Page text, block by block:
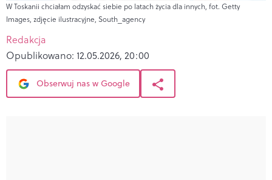
W Toskanii chciałam odzyskać siebie po latach życia dla innych, fot. Getty
Images, zdjęcie ilustracyjne, South_agency
Redakcja
Opublikowano: 12.05.2026, 20:00
Obserwuj nas w Google